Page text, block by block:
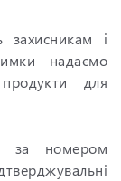
захисникам і
надаємо
для
за номером